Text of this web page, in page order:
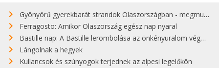
Gyönyörű gyerekbarát strandok Olaszországban - megmutatjuk a 15 legjobbat
Ferragosto: Amikor Olaszország egész nap nyaral
Bastille nap: A Bastille lerombolása az önkényuralom végét jelentette
Lángolnak a hegyek
Kullancsok és szúnyogok terjednek az alpesi legelőkön